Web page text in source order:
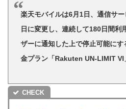
楽天モバイルは6月1日、通信サ
日に変更し、連続して180日間利
ザーに通知した上で停止可能に
金プラン「Rakuten UN-LIMIT VI